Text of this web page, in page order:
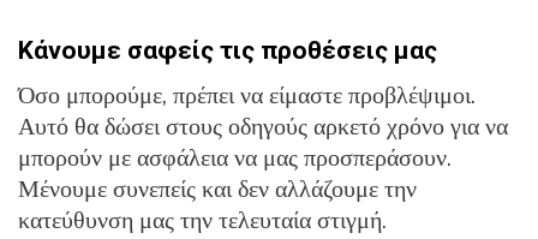
Κάνουμε σαφείς τις προθέσεις μας
Όσο μπορούμε, πρέπει να είμαστε προβλέψιμοι.
Αυτό θα δώσει στους οδηγούς αρκετό χρόνο για να
μπορούν με ασφάλεια να μας προσπεράσουν.
Μένουμε συνεπείς και δεν αλλάζουμε την
κατεύθυνση μας την τελευταία στιγμή.